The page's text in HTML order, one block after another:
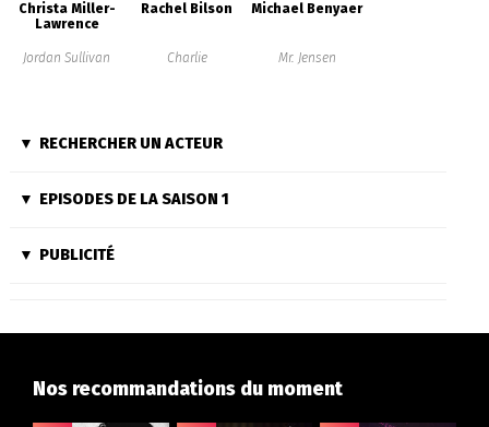
Christa Miller-
Lawrence
Jordan Sullivan
Rachel Bilson
Charlie
Michael Benyaer
Mr. Jensen
RECHERCHER UN ACTEUR
EPISODES DE LA SAISON 1
PUBLICITÉ
Nos recommandations du moment